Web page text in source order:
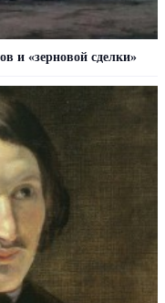
и «зерновой сделки»